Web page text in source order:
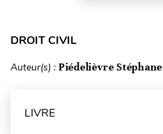
DROIT CIVIL
Auteur(s) : Piédelièvre Stéphane
LIVRE